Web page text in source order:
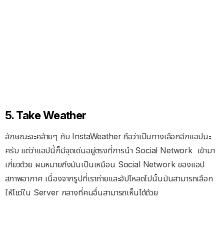
5. Take Weather
ลักษณะจะคล้ายๆ กับ InstaWeather ถือว่าเป็นทางเลือกอีกแอปนะ
ครับ แต่ว่าแอปนี้ก็มีจุดเด่นอยู่ตรงที่การนำ Social Network เข้ามา
เกี่ยวด้วย ผมหมายถึงมันเป็นเหมือน Social Network ของแอป
สภาพอากาศ เนื่องจากรูปที่เราถ่ายและอัปโหลดไปนั้นมันสามารถเลือก
ให้โชว์ใน Server กลางที่คนอื่นสามารถเห็นได้ด้วย